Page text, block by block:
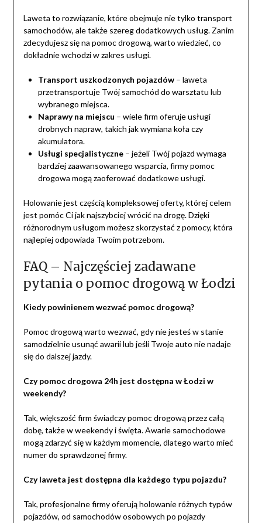
Laweta to rozwiązanie, które obejmuje nie tylko transport
samochodów, ale także szereg dodatkowych usług. Zanim
zdecydujesz się na pomoc drogową, warto wiedzieć, co
dokładnie wchodzi w zakres usługi.
Transport uszkodzonych pojazdów– laweta
przetransportuje Twój samochód do warsztatu lub
wybranego miejsca.
Naprawy na miejscu – wiele firm oferuje usługi
drobnych napraw, takich jak wymiana koła czy
akumulatora.
Usługi specjalistyczne– jeżeli Twój pojazd wymaga
bardziej zaawansowanego wsparcia, firmy pomoc
drogowa mogą zaoferować dodatkowe usługi.
Holowanie jest częścią kompleksowej oferty, której celem
jest pomóc Ci jak najszybciej wrócić na drogę. Dzięki
różnorodnym usługom możesz skorzystać z pomocy, która
najlepiej odpowiada Twoim potrzebom.
FAQ – Najczęściej zadawane
pytania o pomoc drogową w Łodzi
Kiedy powinienem wezwać pomoc drogową?
Pomoc drogową warto wezwać, gdy nie jesteś w stanie
samodzielnie usunąć awarii lub jeśli Twoje auto nie nadaje
się do dalszej jazdy.
Czy pomoc drogowa 24h jest dostępna w Łodzi w
weekendy?
Tak, większość firm świadczy pomoc drogową przez całą
dobę, także w weekendy i święta. Awarie samochodowe
mogą zdarzyć się w każdym momencie, dlatego warto mieć
numer do sprawdzonej firmy.
Czy laweta jest dostępna dla każdego typu pojazdu?
Tak, profesjonalne firmy oferują holowanie różnych typów
pojazdów, od samochodów osobowych po pojazdy